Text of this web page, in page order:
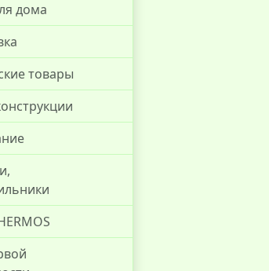
дома
товары